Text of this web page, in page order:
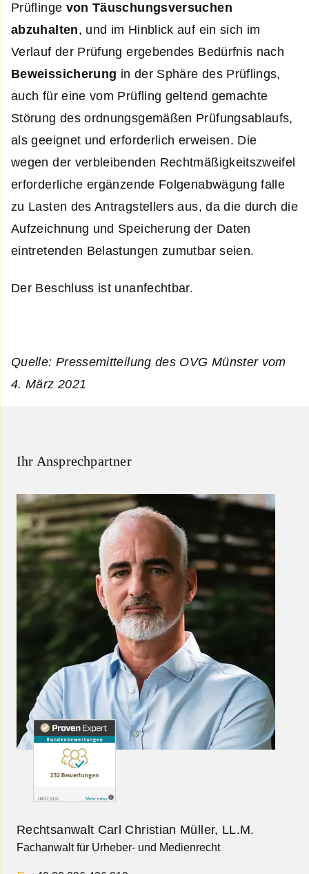
Prüflinge von Täuschungsversuchen
abzuhalten, und im Hinblick auf ein sich im
Verlauf der Prüfung ergebendes Bedürfnis nach
Beweissicherung in der Sphäre des Prüflings,
auch für eine vom Prüfling geltend gemachte
Störung des ordnungsgemäßen Prüfungsablaufs,
als geeignet und erforderlich erweisen. Die
wegen der verbleibenden Rechtmäßigkeitszweifel
erforderliche ergänzende Folgenabwägung falle
zu Lasten des Antragstellers aus, da die durch die
Aufzeichnung und Speicherung der Daten
eintretenden Belastungen zumutbar seien.
Der Beschluss ist unanfechtbar.
Quelle: Pressemitteilung des OVG Münster vom
4. März 2021
Ihr Ansprechpartner
Rechtsanwalt Carl Christian Müller, LL.M.
Fachanwalt für Urheber- und Medienrecht